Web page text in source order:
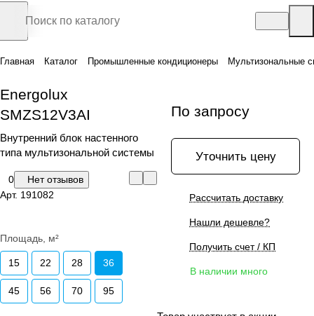
Главная Каталог Промышленные кондиционеры Мультизональные
Energolux
SMZS12V3AI
Внутренний блок настенного
типа мультизональной системы
0
Нет отзывов
Арт. 191082
Площадь, м²
15 22 28 36
45 56 70 95
По запросу
Уточнить цену
Рассчитать доставку
Нашли дешевле?
Получить счет / КП
В наличии много